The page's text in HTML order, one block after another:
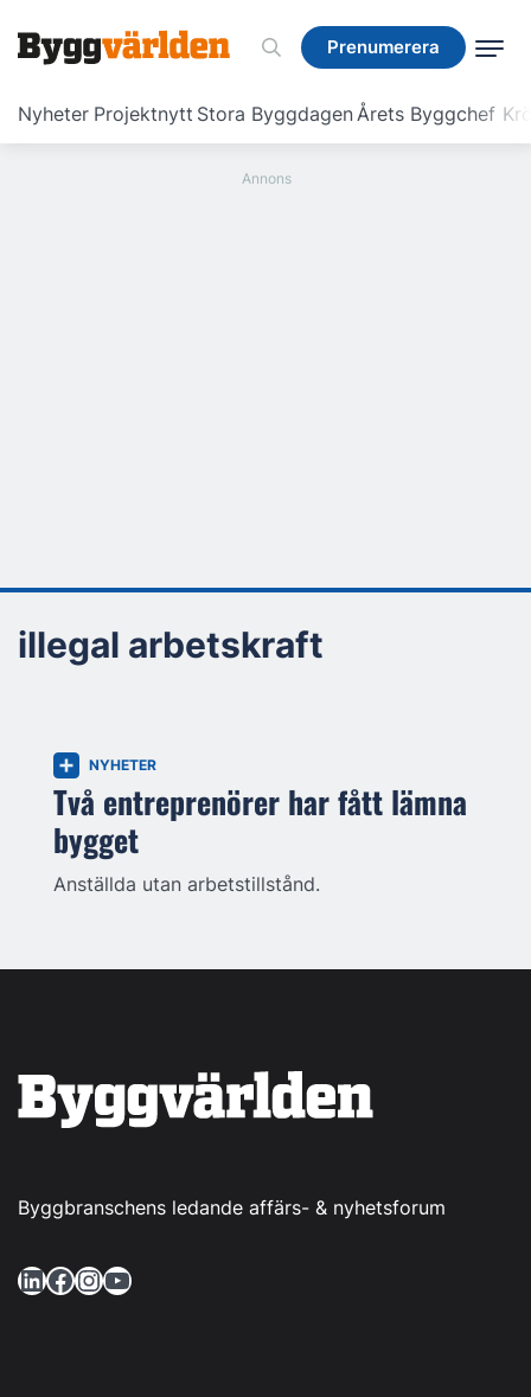
Prenumerera
Nyheter Projektnytt Stora ByggdagenÅrets Byggchef
Prenumerera
illegal arbetskraft
NYHETER
Två entreprenörer har fått lämna
bygget
Anställda utan arbetstillstånd.
Byggbranschens ledande affärs- & nyhetsforum
LinkedIn Facebook InstagramYouTube